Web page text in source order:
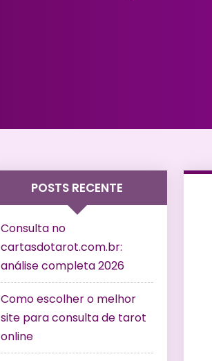
POSTS RECENTE
Consulta no
cartasdotarot.com.br:
análise completa 2026
Como escolher o melhor
site para consulta de tarot
online